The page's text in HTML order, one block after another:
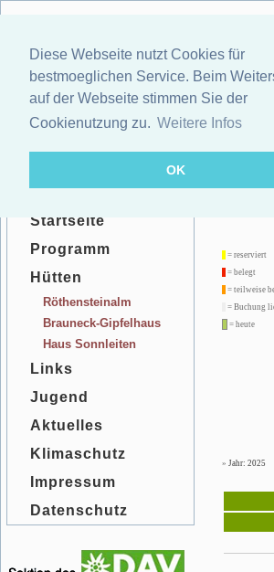
Diese Webseite nutzt Cookies für
bestmoeglichen Service. Beim
auf der Webseite stimmen Sie der
Cookienutzung zu. Weitere Infos
OK
Startseite
Programm
Hütten
Röthensteinalm
Brauneck-Gipfelhaus
Haus Sonnleiten
Links
Jugend
Aktuelles
Klimaschutz
Impressum
Datenschutz
= reserviert
= belegt
= teilweise
= Buchung
= heute
» Jahr: 2025